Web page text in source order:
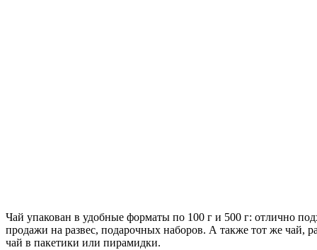
Чай упакован в удобные форматы по 100 г и 500 г: отлично
продажи на развес, подарочных наборов. А также тот же чай,
чай в пакетики или пирамидки.